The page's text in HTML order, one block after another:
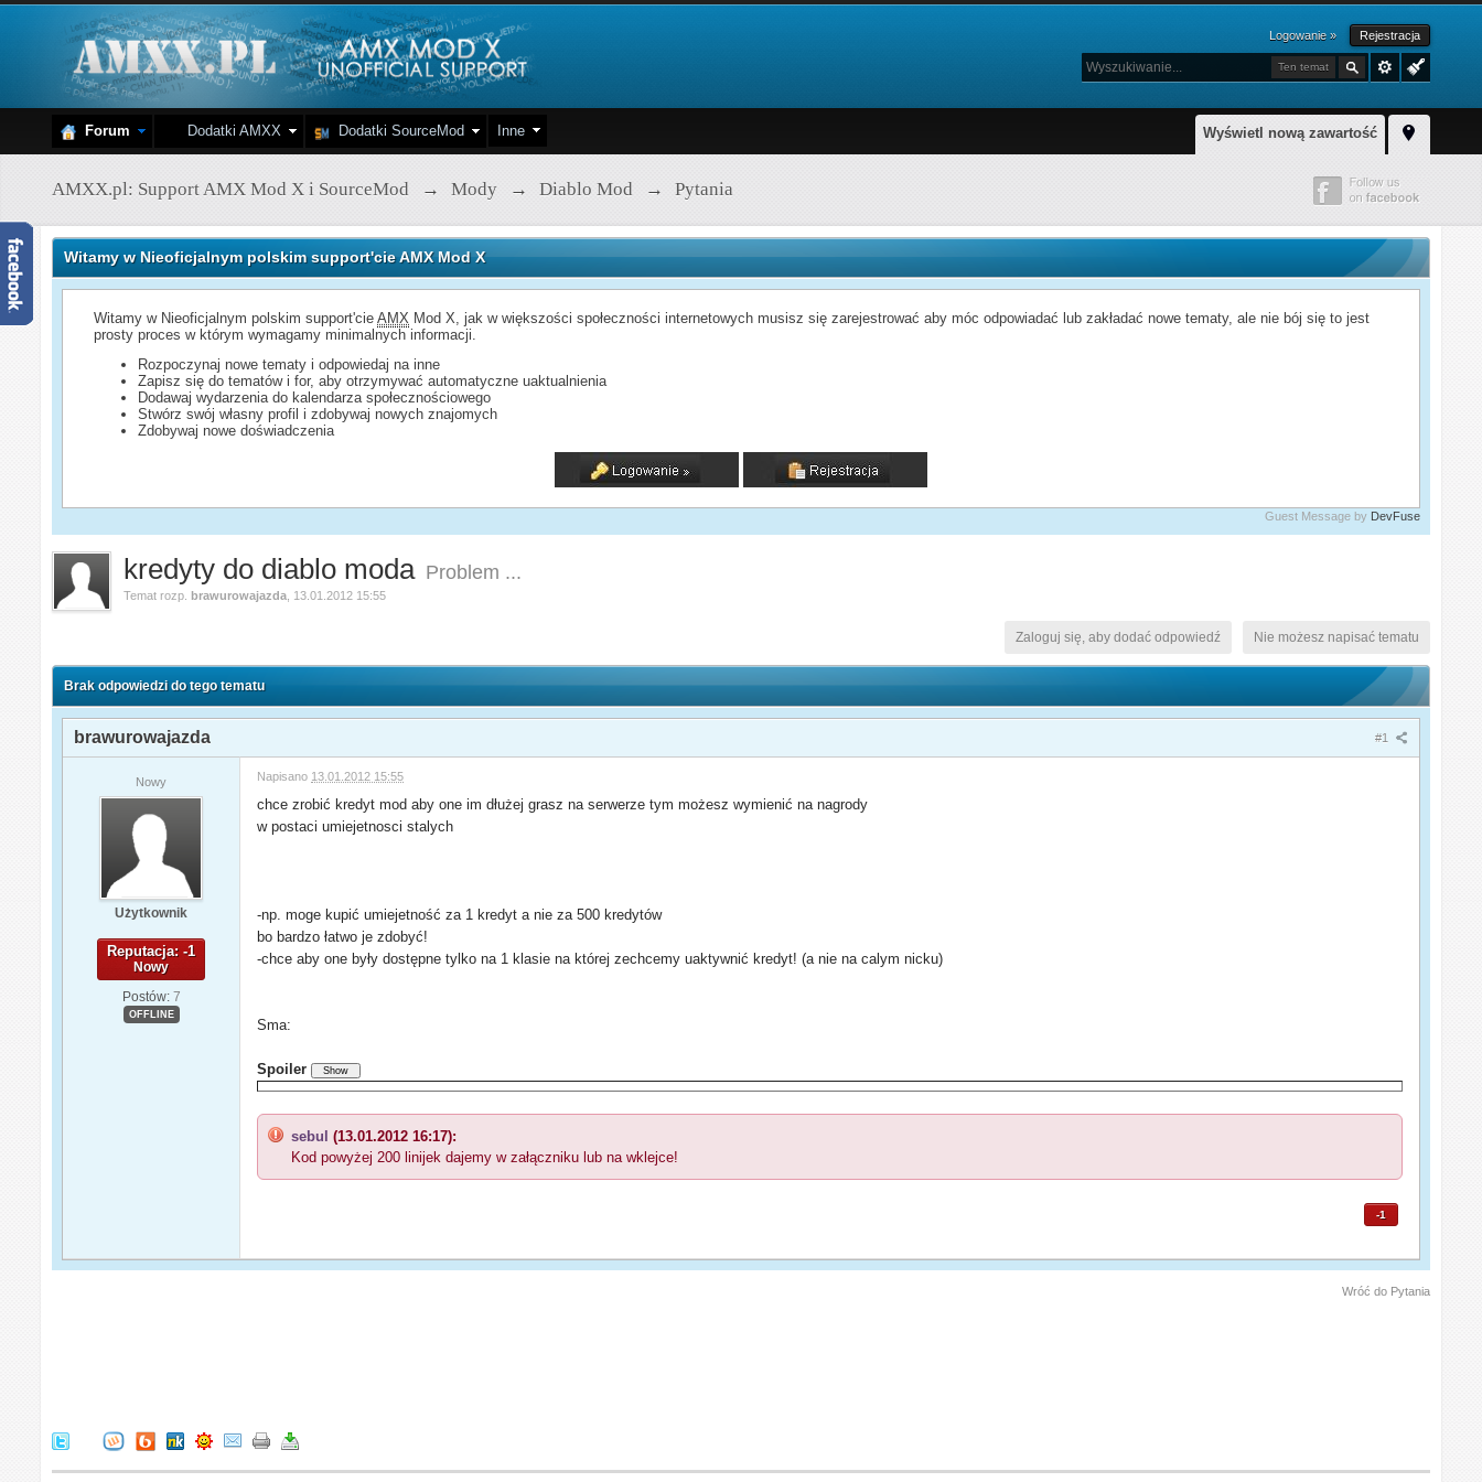
Logowanie » Rejestracja
Ten temat
Wyświetl nową zawartość
Forum Dodatki AMXX Dodatki SourceMod Inne
AMXX.pl: Support AMX Mod X i SourceMod → Mody → Diablo Mod → Pytania
Witamy w Nieoficjalnym polskim support'cie AMX Mod X
Witamy w Nieoficjalnym polskim support'cieAMX Mod X, jak w większości społeczności internetowych musisz się zarejestrować aby móc odpowiadać lub zakładać nowe tematy, ale nie bój się to jest
prosty proces w którym wymagamy minimalnych informacji.
Rozpoczynaj nowe tematy i odpowiedaj na inne
Zapisz się do tematów i for, aby otrzymywać automatyczne uaktualnienia
Dodawaj wydarzenia do kalendarza społecznościowego
Stwórz swój własny profil i zdobywaj nowych znajomych
Zdobywaj nowe doświadczenia
Guest Message by DevFuse
kredyty do diablo moda Problem ...
Temat rozp. brawurowajazda 13.01.2012 15:55
Nie możesz napisać tematu
Zaloguj się, aby dodać odpowiedź
Brak odpowiedzi do tego tematu
#1
brawurowajazda
Nowy
Użytkownik
Reputacja: -1
Nowy
Postów: 7
OFFLINE
Napisano 13.01.2012 15:55
chce zrobić kredyt mod aby one im dłużej grasz na serwerze tym możesz wymienić na nagrody
w postaci umiejetnosci stalych
-np. moge kupić umiejetność za 1 kredyt a nie za 500 kredytów
bo bardzo łatwo je zdobyć!
-chce aby one były dostępne tylko na 1 klasie na której zechcemy uaktywnić kredyt! (a nie na calym nicku)
Sma:
Spoiler
sebul (13.01.2012 16:17):
Kod powyżej 200 linijek dajemy w załączniku lub na wklejce!
-1
Wróć do Pytania